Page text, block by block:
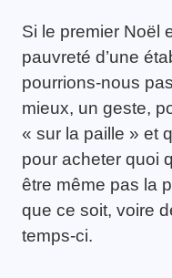
Si le premier Noël
pauvreté d’une
pourrions-nous
mieux, un geste,
« sur la paille » et
pour acheter quoi
être même pas la
que ce soit, voire
temps-ci.